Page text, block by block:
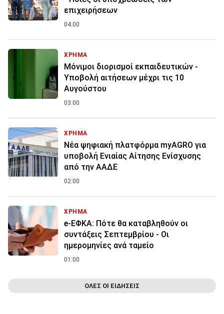
επιχειρήσεων
04:00
ΧΡΗΜΑ
Μόνιμοι διορισμοί εκπαιδευτικών -
Υποβολή αιτήσεων μέχρι τις 10
Αυγούστου
03:00
ΧΡΗΜΑ
Νέα ψηφιακή πλατφόρμα myAGRO για
υποβολή Ενιαίας Αίτησης Ενίσχυσης
από την ΑΑΔΕ
02:00
ΧΡΗΜΑ
e-ΕΦΚΑ: Πότε θα καταβληθούν οι
συντάξεις Σεπτεμβρίου - Οι
ημερομηνίες ανά ταμείο
01:00
ΟΛΕΣ ΟΙ ΕΙΔΗΣΕΙΣ